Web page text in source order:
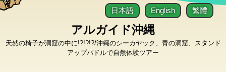
アルガイド沖縄
天然の椅子が洞窟の中に!?!?!?/沖縄のシーカヤック、青の洞窟、スタンド
アップパドルで自然体験ツアー
日本語 English 繁體